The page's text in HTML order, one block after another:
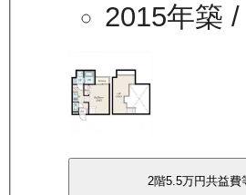
2015年築 /
2階5.5万円共益費